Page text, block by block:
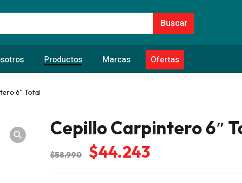
Productos Marcas Ofertas
6″ Total
Cepillo Carpintero 6″
$58.990
El
$44.243